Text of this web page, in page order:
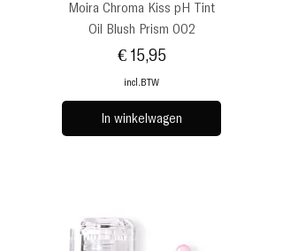
Moira Chroma Kiss pH Tint
Oil Blush Prism 002
Prijs
€ 15,95
incl.BTW
In winkelwagen